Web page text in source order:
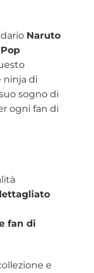
Naruto
ninja di
sogno di
ogni fan di
fan di
e